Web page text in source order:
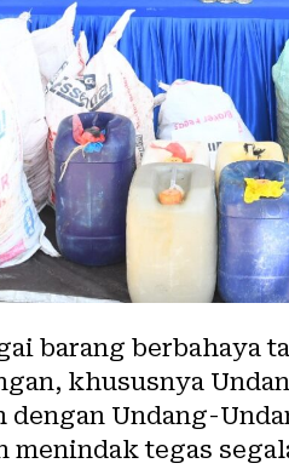
barang berbahaya
khususnya
Undang-
menindak tegas